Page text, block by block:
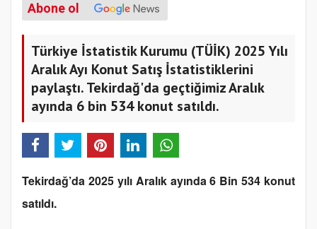
Abone ol
Türkiye İstatistik Kurumu (TÜİK) 2025 Yılı
Aralık Ayı Konut Satış İstatistiklerini
paylaştı. Tekirdağ'da geçtiğimiz Aralık
ayında 6 bin 534 konut satıldı.
Tekirdağ’da 2025 yılı Aralık ayında 6 Bin 534 konut
satıldı.